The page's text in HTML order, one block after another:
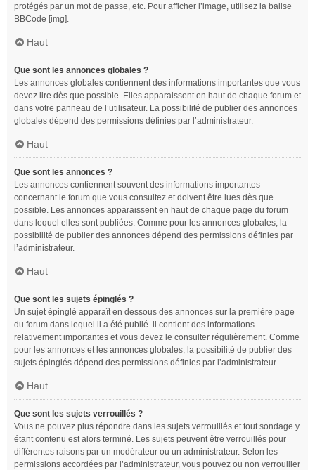
protégés par un mot de passe, etc. Pour afficher l’image, utilisez la balise
BBCode [img].
Haut
Que sont les annonces globales ?
Les annonces globales contiennent des informations importantes que vous
devez lire dès que possible. Elles apparaissent en haut de chaque forum et
dans votre panneau de l’utilisateur. La possibilité de publier des annonces
globales dépend des permissions définies par l’administrateur.
Haut
Que sont les annonces ?
Les annonces contiennent souvent des informations importantes
concernant le forum que vous consultez et doivent être lues dès que
possible. Les annonces apparaissent en haut de chaque page du forum
dans lequel elles sont publiées. Comme pour les annonces globales, la
possibilité de publier des annonces dépend des permissions définies par
l’administrateur.
Haut
Que sont les sujets épinglés ?
Un sujet épinglé apparaît en dessous des annonces sur la première page
du forum dans lequel il a été publié. il contient des informations
relativement importantes et vous devez le consulter régulièrement. Comme
pour les annonces et les annonces globales, la possibilité de publier des
sujets épinglés dépend des permissions définies par l’administrateur.
Haut
Que sont les sujets verrouillés ?
Vous ne pouvez plus répondre dans les sujets verrouillés et tout sondage y
étant contenu est alors terminé. Les sujets peuvent être verrouillés pour
différentes raisons par un modérateur ou un administrateur. Selon les
permissions accordées par l’administrateur, vous pouvez ou non verrouiller